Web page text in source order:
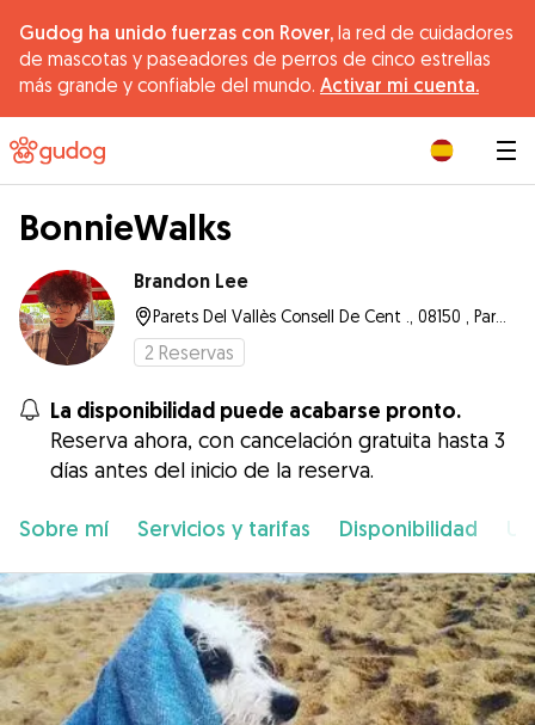
Gudog ha unido fuerzas con Rover, la red de cuidadores
de mascotas y paseadores de perros de cinco estrellas
más grande y confiable del mundo. Activar mi cuenta.
BonnieWalks
Brandon Lee
Parets Del Vallès Consell De Cent ., 08150 , Parets del Vallès
2 Reservas
La disponibilidad puede acabarse pronto.
Reserva ahora, con cancelación gratuita hasta 3
días antes del inicio de la reserva.
Sobre mí Servicios y tarifas Disponibilidad